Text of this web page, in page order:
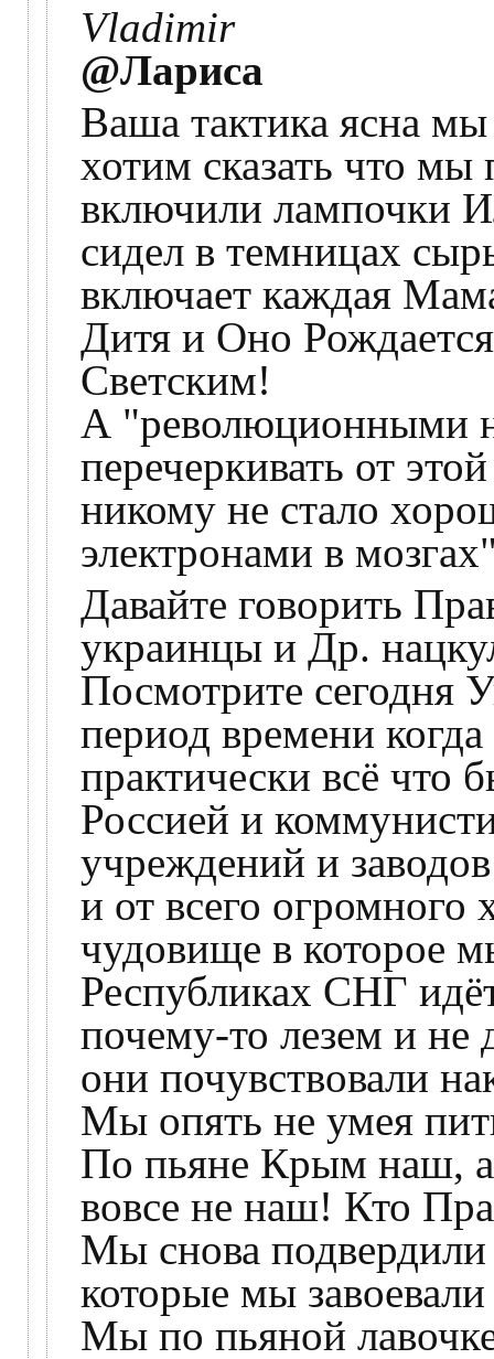
Vladimir
@Лариса
Ваша тактика ясна мы
хотим сказать что мы
включили лампочки
сидел в темницах
включает каждая
Дитя и Оно
Светским!
А "революционными
перечеркивать от
никому не стало
электронами в
Давайте говорить
украинцы и Др.
Посмотрите сегодня
период времени когда
практически всё что
Россией и
учреждений и
и от всего
чудовище в которое
Республиках СНГ
почему-то лезем и не
они почувствовали
Мы опять не умея
По пьяне Крым наш,
вовсе не наш! Кто
Мы снова подвердили
которые мы
Мы по пьяной